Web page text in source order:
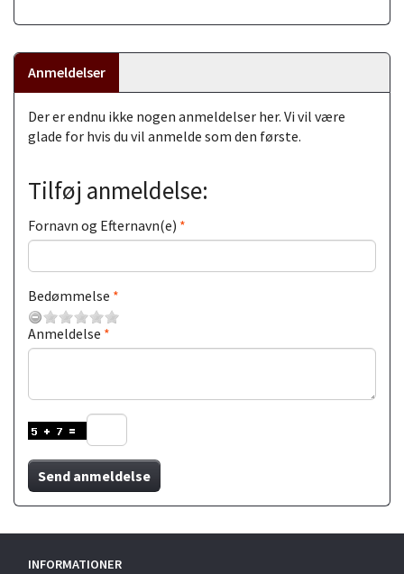
Anmeldelser
Der er endnu ikke nogen anmeldelser her. Vi vil være
glade for hvis du vil anmelde som den første.
Tilføj anmeldelse:
Fornavn og Efternavn(e)
Bedømmelse
Anmeldelse
Send anmeldelse
INFORMATIONER